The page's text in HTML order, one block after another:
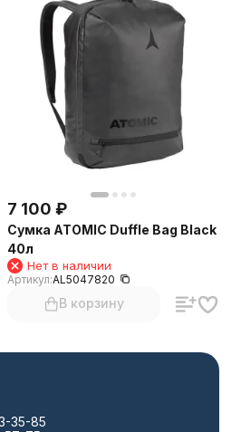
7 100 ₽
Сумка ATOMIC Duffle Bag Black
40л
Нет в наличии
Артикул:AL5047820
В корзину
35-85